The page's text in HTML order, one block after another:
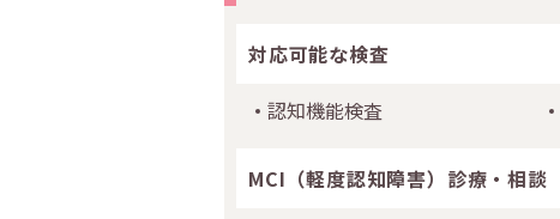
対応可能な検査
認知機能検査
MCI（軽度認知障害）診療・相談